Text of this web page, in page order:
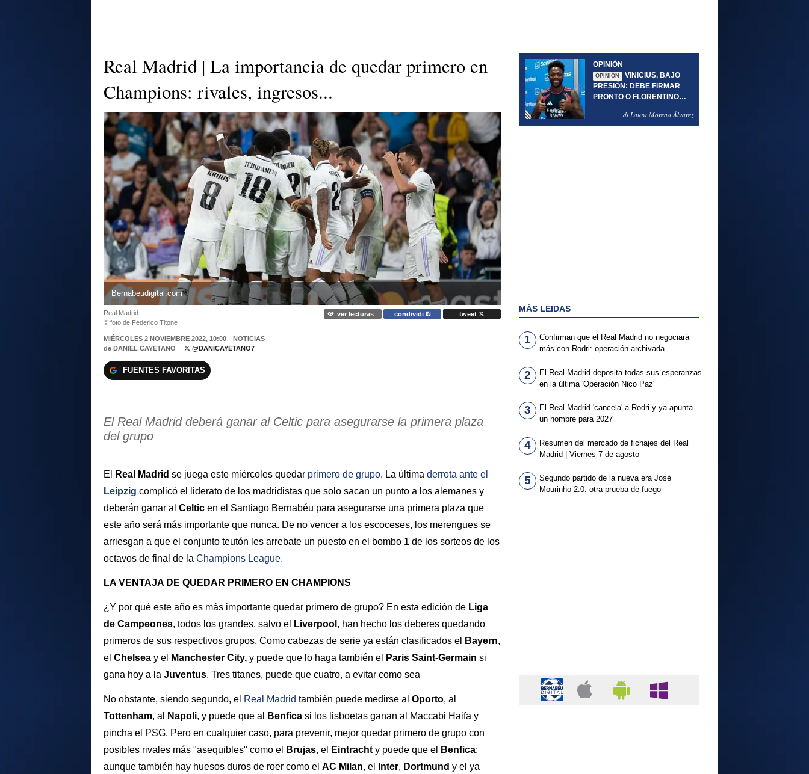
Real Madrid | La importancia de quedar primero en
Champions: rivales, ingresos...
Bernabeudigital.com
Real Madrid
© foto de Federico Titone
ver lecturas condividi tweet
MIÉRCOLES 2 NOVIEMBRE 2022, 10:00
NOTICIAS
de DANIEL CAYETANO @DANICAYETANO7
FUENTES FAVORITAS
El Real Madrid deberá ganar al Celtic para asegurarse la primera plaza
del grupo
El Real Madrid se juega este miércoles quedar primero de grupo. La última derrota ante el
Leipzig complicó el liderato de los madridistas que solo sacan un punto a los alemanes y
deberán ganar al Celtic en el Santiago Bernabéu para asegurarse una primera plaza que
este año será más importante que nunca. De no vencer a los escoceses, los merengues se
arriesgan a que el conjunto teutón les arrebate un puesto en el bombo 1 de los sorteos de los
octavos de final de la Champions League.
LA VENTAJA DE QUEDAR PRIMERO EN CHAMPIONS
¿Y por qué este año es más importante quedar primero de grupo? En esta edición de Liga
de Campeones, todos los grandes, salvo el Liverpool , han hecho los deberes quedando
primeros de sus respectivos grupos. Como cabezas de serie ya están clasificados el
Bayern,
el Chelsea y el Manchester City, y puede que lo haga también el Paris Saint-Germain si
gana hoy a la Juventus. Tres titanes, puede que cuatro, a evitar como sea
No obstante, siendo segundo, el Real Madrid también puede medirse al Oporto, al
Tottenham, al Napoli, y puede que al Benfica si los lisboetas ganan al Maccabi Haifa y
pincha el PSG. Pero en cualquier caso, para prevenir, mejor quedar primero de grupo con
posibles rivales más "asequibles" como el
Brujas, el Eintracht y puede que el Benfica;
aunque también hay huesos duros de roer como el AC Milan, el Inter, Dortmund y el ya
OPINIÓN
OPINIÓN
VINICIUS, BAJO
PRESIÓN: DEBE FIRMAR
PRONTO O FLORENTINO
di Laura Moreno Álvarez
MÁS LEIDAS
1
Confirman que el Real Madrid no negociará
más con Rodri: operación archivada
2
El Real Madrid deposita todas sus esperanzas
en la última 'Operación Nico Paz'
3
El Real Madrid 'cancela' a Rodri y ya apunta
un nombre para 2027
4
Resumen del mercado de fichajes del Real
Madrid | Viernes 7 de agosto
5
Segundo partido de la nueva era José
Mourinho 2.0: otra prueba de fuego